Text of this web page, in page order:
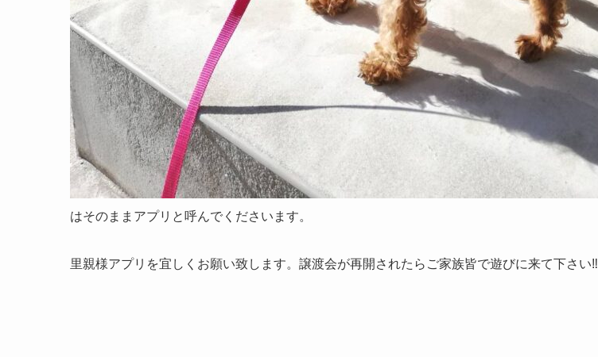
はそのままアプリと呼んでくださいます。
里親様アプリを宜しくお願い致します。譲渡会が再開されたらご家族皆で遊びに来て下さい‼️